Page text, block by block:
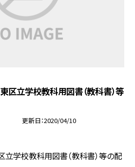
立学校教科用図書（教科書）等
更新日 2020/04/10
学校教科用図書（教科書）等の配